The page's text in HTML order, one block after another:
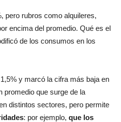
pero rubros como alquileres,
encima del promedio. Qué es el
de los consumos en los
y marcó la cifra más baja en
promedio que surge de la
distintos sectores, pero permite
: por ejemplo, que los